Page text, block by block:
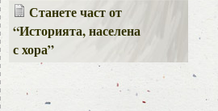
Станете част от
“Историята, населена
с хора”